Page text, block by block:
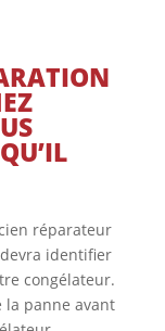
réparateur
identifier
congélateur.
la panne avant